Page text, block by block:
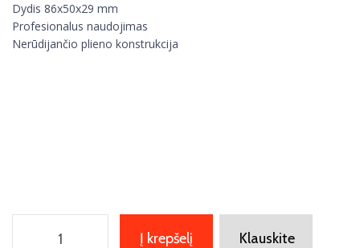
Dydis 86x50x29 mm
Profesionalus naudojimas
Nerūdijančio plieno konstrukcija
Į krepšelį Klauskite